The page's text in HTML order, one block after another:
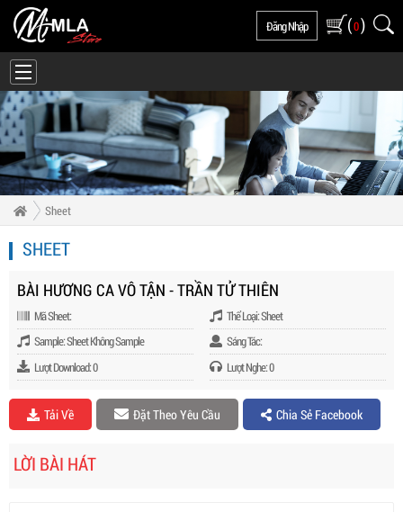
Đăng Nhập (0)
Sheet
SHEET
BÀI HƯƠNG CA VÔ TẬN - TRẦN TỬ THIÊN
Mã Sheet:
Thể Loại: Sheet
Sample: Sheet Không Sample
Sáng Tác:
Lượt Download: 0
Lượt Nghe: 0
Tải Về Đặt Theo Yêu Cầu Chia Sẻ Facebook
LỜI BÀI HÁT